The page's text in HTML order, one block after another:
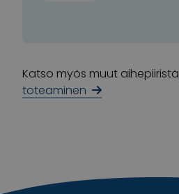
Katso myös muut aihepiiristä
toteaminen